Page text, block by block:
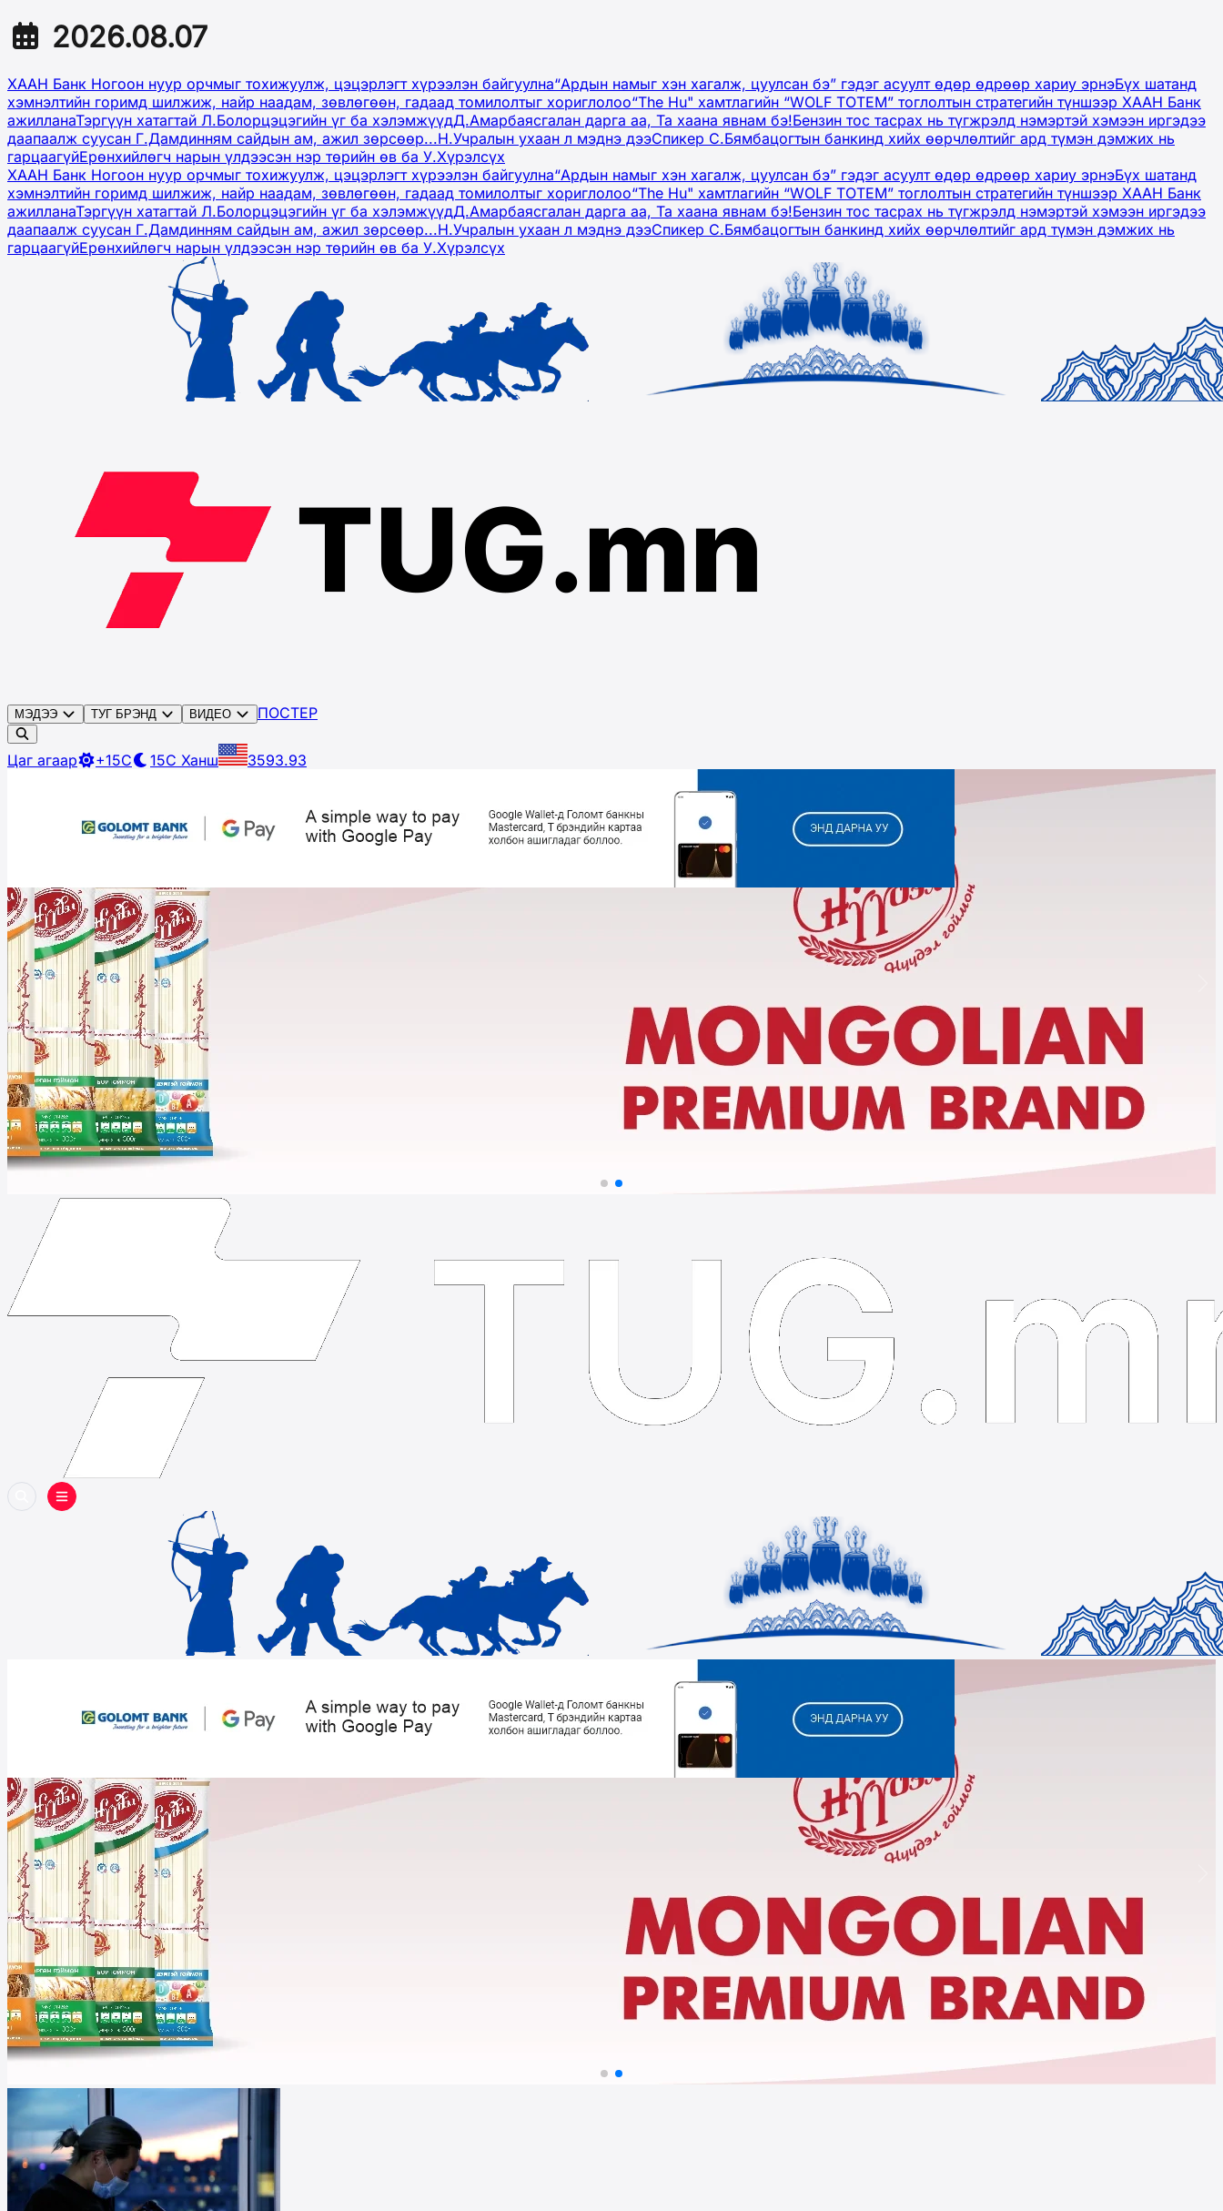
2026.08.07
ХААН Банк Ногоон нуур орчмыг тохижуулж, цэцэрлэгт хүрээлэн байгуулна“Ардын намыг хэн хагалж, цуулсан бэ” гэдэг асуулт өдөр өдрөөр хариу эрнэБүх шатанд
хэмнэлтийн горимд шилжиж, найр наадам, зөвлөгөөн, гадаад томилолтыг хориглолоо“The Hu" хамтлагийн “WOLF TOTEM” тоглолтын стратегийн түншээр ХААН Банк
ажилланаТэргүүн хатагтай Л.Болорцэцэгийн үг ба хэлэмжүүдД.Амарбаясгалан дарга аа, Та хаана явнам бэ!Бензин тос тасрах нь түгжрэлд нэмэртэй хэмээн иргэдээ
даапаалж суусан Г.Дамдинням сайдын ам, ажил зөрсөөр...Н.Учралын ухаан л мэднэ дээСпикер С.Бямбацогтын банкинд хийх өөрчлөлтийг ард түмэн дэмжих нь
гарцаагүйЕрөнхийлөгч нарын үлдээсэн нэр төрийн өв ба У.Хүрэлсүх
ХААН Банк Ногоон нуур орчмыг тохижуулж, цэцэрлэгт хүрээлэн байгуулна“Ардын намыг хэн хагалж, цуулсан бэ” гэдэг асуулт өдөр өдрөөр хариу эрнэБүх шатанд
хэмнэлтийн горимд шилжиж, найр наадам, зөвлөгөөн, гадаад томилолтыг хориглолоо“The Hu" хамтлагийн “WOLF TOTEM” тоглолтын стратегийн түншээр ХААН Банк
ажилланаТэргүүн хатагтай Л.Болорцэцэгийн үг ба хэлэмжүүдД.Амарбаясгалан дарга аа, Та хаана явнам бэ!Бензин тос тасрах нь түгжрэлд нэмэртэй хэмээн иргэдээ
даапаалж суусан Г.Дамдинням сайдын ам, ажил зөрсөөр...Н.Учралын ухаан л мэднэ дээСпикер С.Бямбацогтын банкинд хийх өөрчлөлтийг ард түмэн дэмжих нь
гарцаагүйЕрөнхийлөгч нарын үлдээсэн нэр төрийн өв ба У.Хүрэлсүх
МЭДЭЭ ТУГ БРЭНД ВИДЕО ПОСТЕР
Цаг агаар +15C 15C Ханш 3593.93